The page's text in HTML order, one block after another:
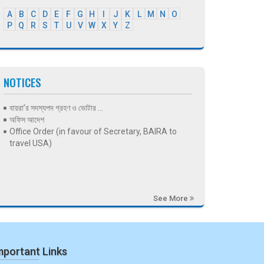
A B C D E F G H J K L M N
O
P
Q R S T U V W X Y Z
NOTICES
বায়রা’র সদস্যপদ গ্রহণ ও ভোটার ...
অফিস আদেশ
Office Order (in favour of Secretary, BAIRA to
travel USA)
See More
Links